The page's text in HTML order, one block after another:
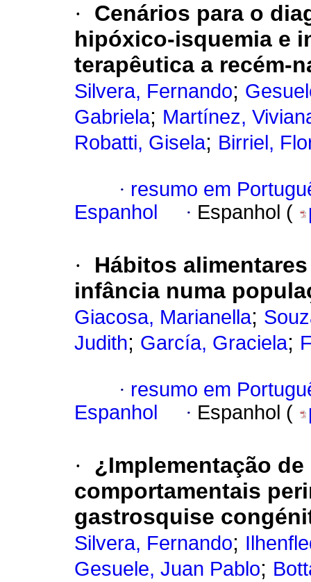
·
Cenários para o
hipóxico-isquemia e
terapêutica a recém-
Silvera, Fernando;
Gabriela; Martínez,
Robatti, Gisela; Birriel,
· resumo em
Espanhol
· Espanhol (
·
Hábitos
infância numa
Giacosa, Marianella;
Judith; García, Graciela;
· resumo em
Espanhol
· Espanhol (
·
¿Implementação
comportamentais
gastrosquise
Silvera, Fernando;
Gesuele, Juan Pablo;